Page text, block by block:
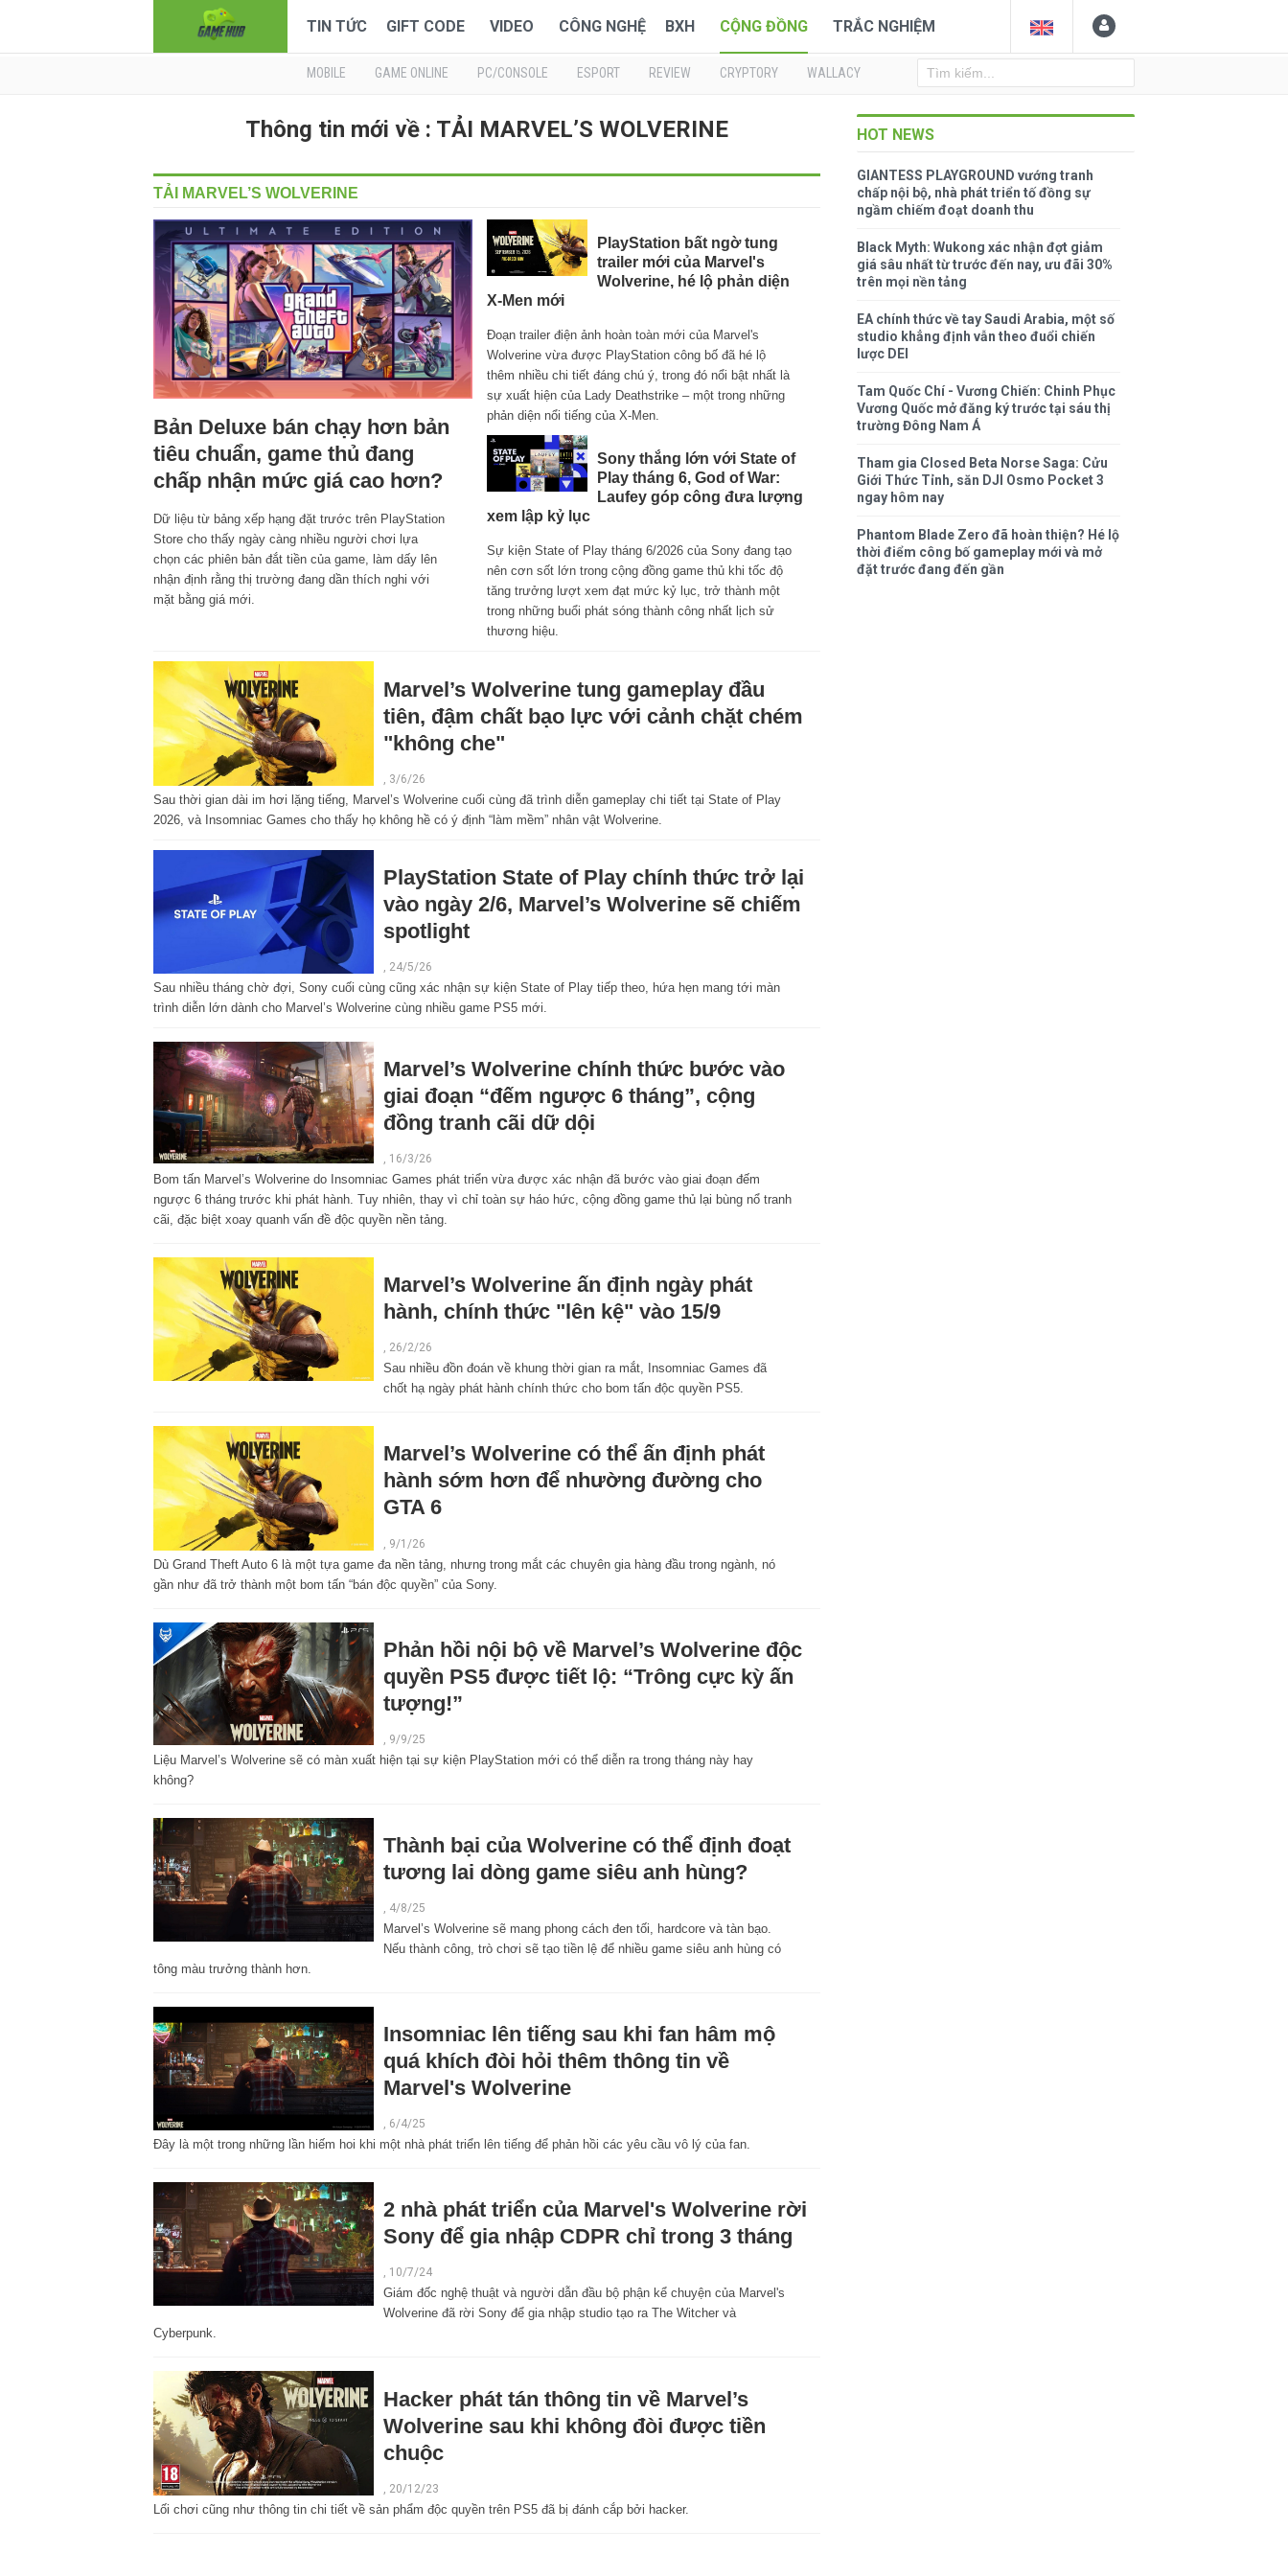
TIN TỨC GIFT CODE VIDEO CÔNG NGHỆ BXH CỘNG ĐỒNG TRẮC NGHIỆM
MOBILE GAME ONLINE PC/CONSOLE ESPORT REVIEW CRYPTORY WALLACY
Thông tin mới về : TẢI MARVEL’S WOLVERINE
TẢI MARVEL’S WOLVERINE
Bản Deluxe bán chạy hơn bản
tiêu chuẩn, game thủ đang
chấp nhận mức giá cao hơn?
Dữ liệu từ bảng xếp hạng đặt trước trên PlayStation
Store cho thấy ngày càng nhiều người chơi lựa
chọn các phiên bản đắt tiền của game, làm dấy lên
nhận định rằng thị trường đang dần thích nghi với
mặt bằng giá mới.
PlayStation bất ngờ tung
trailer mới của Marvel's
Wolverine, hé lộ phản diện
X-Men mới
Đoạn trailer điện ảnh hoàn toàn mới của Marvel's
Wolverine vừa được PlayStation công bố đã hé lộ
thêm nhiều chi tiết đáng chú ý, trong đó nổi bật nhất là
sự xuất hiện của Lady Deathstrike – một trong những
phản diện nổi tiếng của X-Men.
Sony thắng lớn với State of
Play tháng 6, God of War:
Laufey góp công đưa lượng
xem lập kỷ lục
Sự kiện State of Play tháng 6/2026 của Sony đang tạo
nên cơn sốt lớn trong cộng đồng game thủ khi tốc độ
tăng trưởng lượt xem đạt mức kỷ lục, trở thành một
trong những buổi phát sóng thành công nhất lịch sử
thương hiệu.
Marvel’s Wolverine tung gameplay đầu
tiên, đậm chất bạo lực với cảnh chặt chém
"không che"
, 3/6/26
Sau thời gian dài im hơi lặng tiếng, Marvel’s Wolverine cuối cùng đã trình diễn gameplay chi tiết tại State of Play
2026, và Insomniac Games cho thấy họ không hề có ý định “làm mềm” nhân vật Wolverine.
PlayStation State of Play chính thức trở lại
vào ngày 2/6, Marvel’s Wolverine sẽ chiếm
spotlight
, 24/5/26
Sau nhiều tháng chờ đợi, Sony cuối cùng cũng xác nhận sự kiện State of Play tiếp theo, hứa hẹn mang tới màn
trình diễn lớn dành cho Marvel’s Wolverine cùng nhiều game PS5 mới.
Marvel’s Wolverine chính thức bước vào
giai đoạn “đếm ngược 6 tháng”, cộng
đồng tranh cãi dữ dội
, 16/3/26
Bom tấn Marvel’s Wolverine do Insomniac Games phát triển vừa được xác nhận đã bước vào giai đoạn đếm
ngược 6 tháng trước khi phát hành. Tuy nhiên, thay vì chỉ toàn sự háo hức, cộng đồng game thủ lại bùng nổ tranh
cãi, đặc biệt xoay quanh vấn đề độc quyền nền tảng.
Marvel’s Wolverine ấn định ngày phát
hành, chính thức "lên kệ" vào 15/9
, 26/2/26
Sau nhiều đồn đoán về khung thời gian ra mắt, Insomniac Games đã
chốt hạ ngày phát hành chính thức cho bom tấn độc quyền PS5.
Marvel’s Wolverine có thể ấn định phát
hành sớm hơn để nhường đường cho
GTA 6
9/1/26
Dù Grand Theft Auto 6 là một tựa game đa nền tảng, nhưng trong mắt các chuyên gia hàng đầu trong ngành, nó
gần như đã trở thành một bom tấn “bán độc quyền” của Sony.
Phản hồi nội bộ về Marvel’s Wolverine độc
quyền PS5 được tiết lộ: “Trông cực kỳ ấn
tượng!”
9/9/25
Liệu Marvel’s Wolverine sẽ có màn xuất hiện tại sự kiện PlayStation mới có thể diễn ra trong tháng này hay
không?
Thành bại của Wolverine có thể định đoạt
tương lai dòng game siêu anh hùng?
, 4/8/25
Marvel’s Wolverine sẽ mang phong cách đen tối, hardcore và tàn bạo.
Nếu thành công, trò chơi sẽ tạo tiền lệ để nhiều game siêu anh hùng có
tông màu trưởng thành hơn.
Insomniac lên tiếng sau khi fan hâm mộ
quá khích đòi hỏi thêm thông tin về
Marvel's Wolverine
, 6/4/25
Đây là một trong những lần hiếm hoi khi một nhà phát triển lên tiếng để phản hồi các yêu cầu vô lý của fan.
2 nhà phát triển của Marvel's Wolverine rời
Sony để gia nhập CDPR chỉ trong 3 tháng
, 10/7/24
Giám đốc nghệ thuật và người dẫn đầu bộ phận kể chuyện của Marvel's
Wolverine đã rời Sony để gia nhập studio tạo ra The Witcher và
Cyberpunk.
Hacker phát tán thông tin về Marvel’s
Wolverine sau khi không đòi được tiền
chuộc
20/12/23
Lối chơi cũng như thông tin chi tiết về sản phẩm độc quyền trên PS5 đã bị đánh cắp bởi hacker.
HOT NEWS
GIANTESS PLAYGROUND vướng tranh
chấp nội bộ, nhà phát triển tố đồng sự
ngầm chiếm đoạt doanh thu
Black Myth: Wukong xác nhận đợt giảm
giá sâu nhất từ trước đến nay, ưu đãi 30%
trên mọi nền tảng
EA chính thức về tay Saudi Arabia, một số
studio khẳng định vẫn theo đuổi chiến
lược DEI
Tam Quốc Chí - Vương Chiến: Chinh Phục
Vương Quốc mở đăng ký trước tại sáu thị
trường Đông Nam Á
Tham gia Closed Beta Norse Saga: Cửu
Giới Thức Tỉnh, săn DJI Osmo Pocket 3
ngay hôm nay
Phantom Blade Zero đã hoàn thiện? Hé lộ
thời điểm công bố gameplay mới và mở
đặt trước đang đến gần